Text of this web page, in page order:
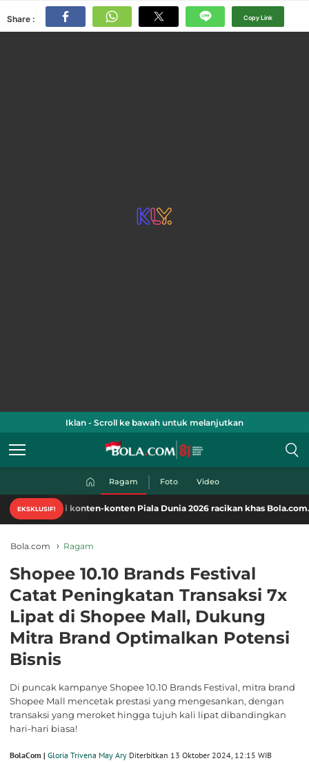
Share : Copy Link
Iklan - Scroll ke bawah untuk melanjutkan
Ragam Foto Video
EKSKLUSIF!
konten-konten Piala Dunia 2026 racikan khas Bola.com. Klik di sini!
Bola.com Ragam
Shopee 10.10 Brands Festival
Catat Peningkatan Transaksi 7x
Lipat di Shopee Mall, Dukung
Mitra Brand Optimalkan Potensi
Bisnis
Di puncak kampanye Shopee 10.10 Brands Festival, mitra brand
Shopee Mall mencetak prestasi yang mengesankan, dengan
transaksi yang meroket hingga tujuh kali lipat dibandingkan
hari-hari biasa!
BolaCom | Gloria Trivena May Ary Diterbitkan 13 Oktober 2024, 12:15 WIB